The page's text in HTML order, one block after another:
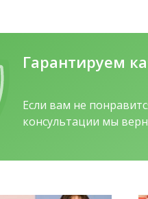
Гарантируем
Если вам не
консультации мы